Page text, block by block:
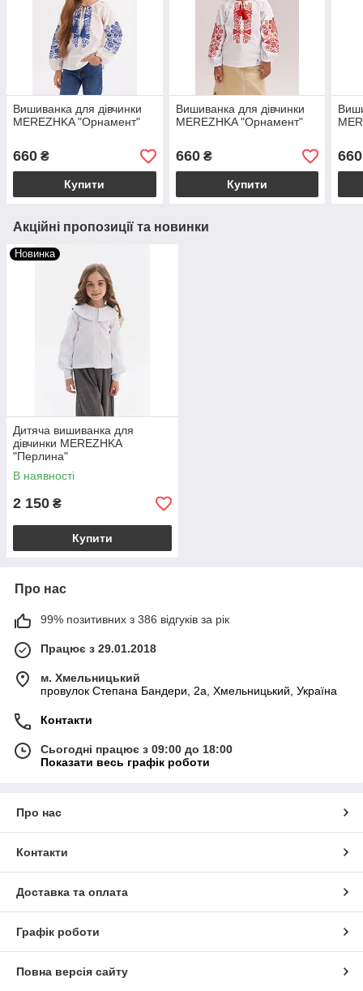
Вишиванка для дівчинки
MEREZHKA "Орнамент"
660 ₴
Купити
Вишиванка для дівчинки
MEREZHKA "Орнамент"
660₴
Купити
660
Акційні пропозиції та новинки
Новинка
Дитяча вишиванка для
дівчинки MEREZHKA
"Перлина"
В наявності
2 150 ₴
Купити
Про нас
99% позитивних з 386 відгуків за рік
Працює з 29.01.2018
м. Хмельницький
провулок Степана Бандери, 2a, Хмельницький, Україна
Контакти
Сьогодні працює з 09:00 до 18:00
Показати весь графік роботи
Про нас
Контакти
Доставка та оплата
Графік роботи
Повна версія сайту